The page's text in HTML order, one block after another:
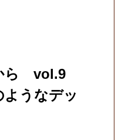
ら vol.9
ようなデッ